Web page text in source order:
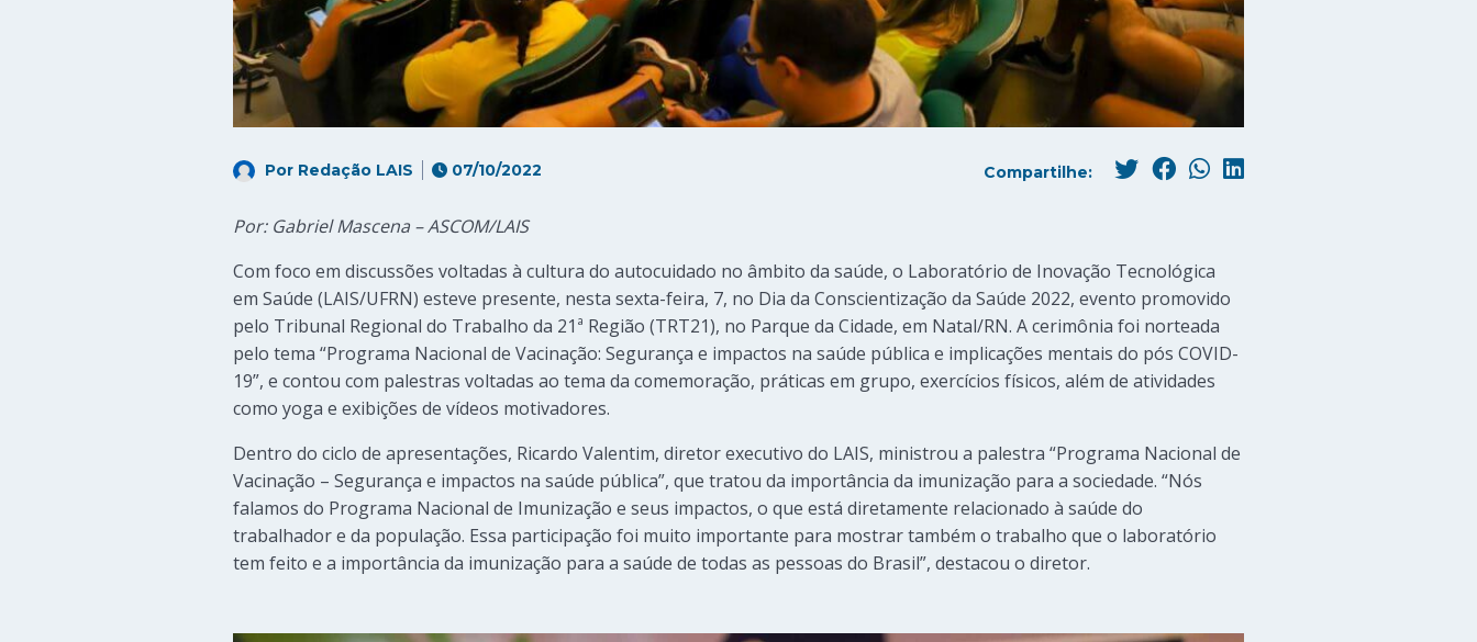
Por Redação LAIS 07/10/2022 Compartilhe:
Por: Gabriel Mascena – ASCOM/LAIS
Com foco em discussões voltadas à cultura do autocuidado no âmbito da saúde, o Laboratório de Inovação Tecnológica
em Saúde (LAIS/UFRN) esteve presente, nesta sexta-feira, 7, no Dia da Conscientização da Saúde 2022, evento promovido
pelo Tribunal Regional do Trabalho da 21ª Região (TRT21), no Parque da Cidade, em Natal/RN. A cerimônia foi norteada
pelo tema “Programa Nacional de Vacinação: Segurança e impactos na saúde pública e implicações mentais do pós COVID-
19”, e contou com palestras voltadas ao tema da comemoração, práticas em grupo, exercícios físicos, além de atividades
como yoga e exibições de vídeos motivadores.
Dentro do ciclo de apresentações, Ricardo Valentim, diretor executivo do LAIS, ministrou a palestra “Programa Nacional de
Vacinação – Segurança e impactos na saúde pública”, que tratou da importância da imunização para a sociedade. “Nós
falamos do Programa Nacional de Imunização e seus impactos, o que está diretamente relacionado à saúde do
trabalhador e da população. Essa participação foi muito importante para mostrar também o trabalho que o laboratório
tem feito e a importância da imunização para a saúde de todas as pessoas do Brasil”, destacou o diretor.